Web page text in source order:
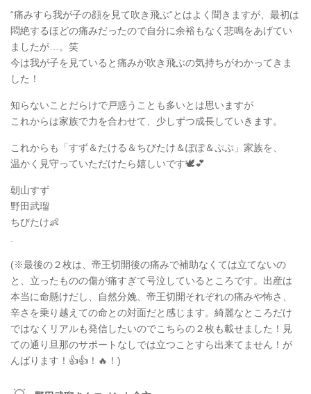
“痛みすら我が子の顔を見て吹き飛ぶ“とはよく聞きますが、最初は
悶絶するほどの痛みだったので自分に余裕もなく悲鳴をあげてい
ましたが…。笑
今は我が子を見ていると痛みが吹き飛ぶの気持ちがわかってきま
した！
知らないことだらけで戸惑うことも多いとは思いますが
これからは家族で力を合わせて、少しずつ成長していきます。
これからも「すず＆たける＆ちびたけ＆ぽぽ＆ぷぷ」家族を、
温かく見守っていただけたら嬉しいです🕊️💕
朝山すず
野田武瑠
ちびたけ👶
(※最後の２枚は、帝王切開後の痛みで補助なくては立てないの
と、立ったものの傷が痛すぎて号泣しているところです。出産は
本当に命懸けだし、自然分娩、帝王切開それぞれの痛みや怖さ、
辛さを乗り越えての命との対面だと感じます。綺麗なところだけ
ではなくリアルも発信したいのでこちらの２枚も載せました！見
ての通り旦那のサポートなしでは立つことすら出来てません！が
んばります！👍👍！🔥！)